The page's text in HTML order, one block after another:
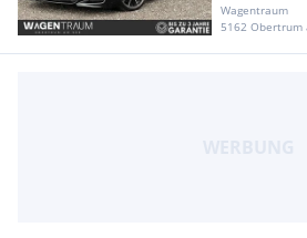
Wagentraum
5162 Obertrum